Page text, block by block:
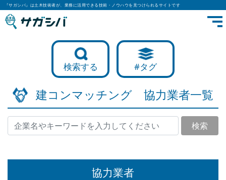
『サガシバ』は土木技術者が、業務に活用できる技術・ノウハウを見つけられるサイトです
検索する #タグ
建コンマッチング 協力業者一覧
検索
協力業者